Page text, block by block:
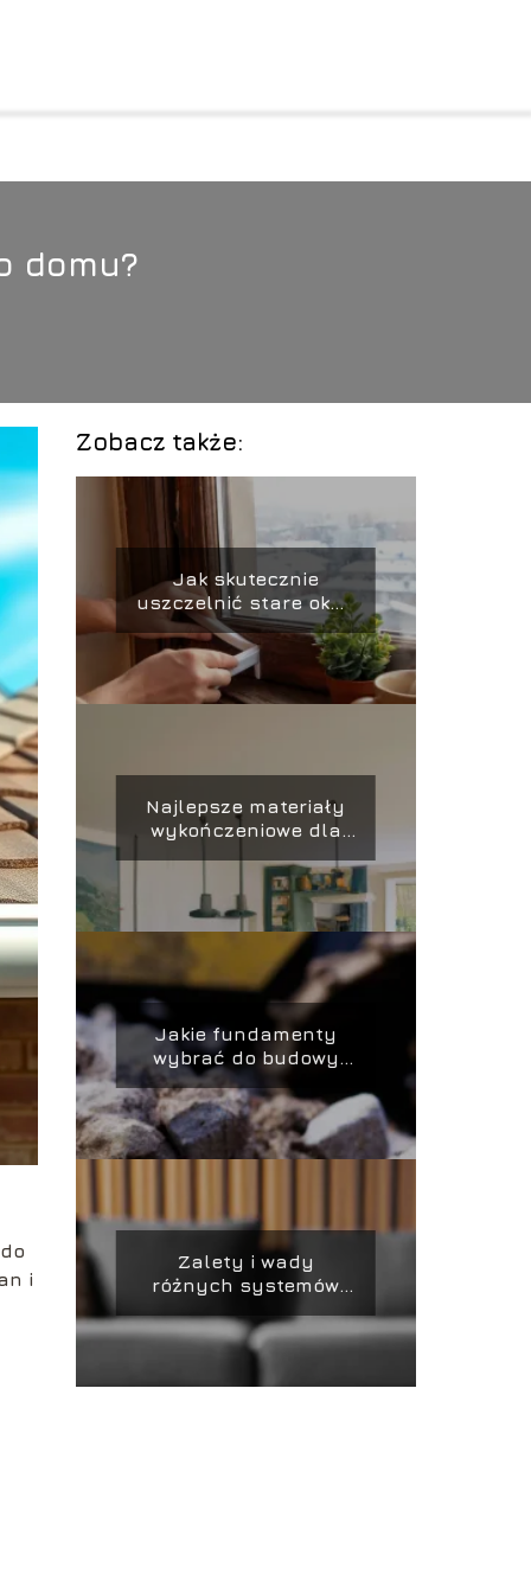
domu?
do
i
Zobacz także:
Jak skutecznie
uszczelnić stare okna
przed zimą?
Najlepsze materiały
wykończeniowe dla
Jakie fundamenty
wybrać do budowy
domu na trudnym
gruncie
Zalety i wady
różnych systemów
podłogowego